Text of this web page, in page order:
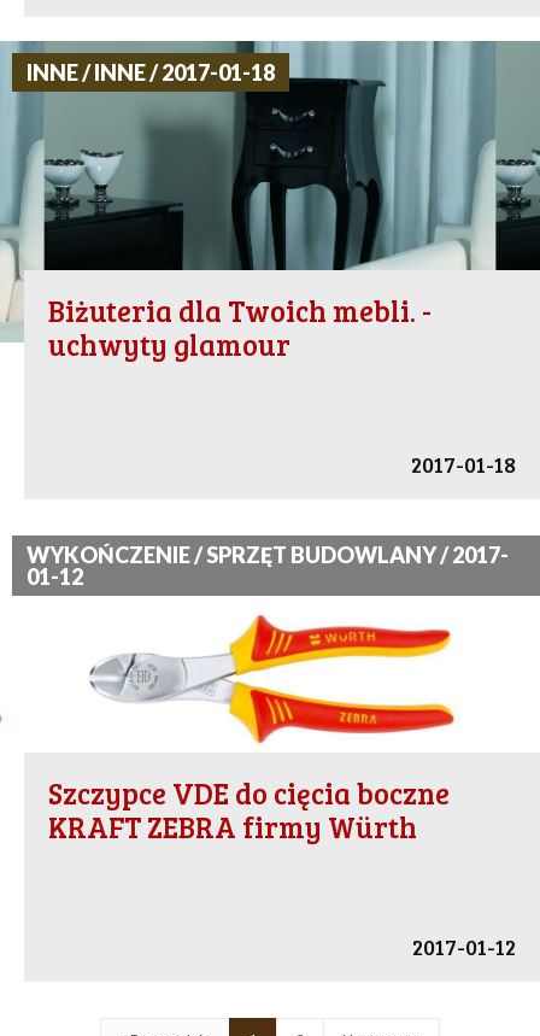
INNE / INNE / 2017-01-18
Biżuteria dla Twoich mebli. -
uchwyty glamour
2017-01-18
WYKOŃCZENIE / SPRZĘT BUDOWLANY / 2017-
01-12
Szczypce VDE do cięcia boczne
KRAFT ZEBRA firmy Würth
2017-01-12